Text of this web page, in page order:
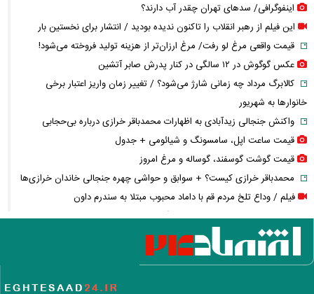
اینفوگرافی/ سدهای تهران چقدر آب دارند؟
این فیلم از رهبر انقلاب را تاکنون ندیده بودید / انتشار برای نخستین بار
قیمت واقعی مرغ لو رفت/ مرغ ارزان‌تر از هزینه تولید فروخته می‌شود!
عکس گوگوش در ۱۲ سالگی در کنار پدرش صابر آتشین
کالابرگ مرداد چه زمانی شارژ می‌شود؟ / تغییر زمان واریز اعتبار برخی
خانوارها به شهریور
واکنش جنجالی زیدآبادی به اظهارات محمدباقر خرازی درباره بی‌حجابی
قیمت ساعت اپل، سامسونگ و شیائومی + جدول
قیمت گوشت گوسفند، گوساله و مرغ امروز
محمدباقر خرازی کیست؟ + سوابق و حواشی چهره جنجالی خاندان خرازی‌ها
فیلم / وداع تلخ مردم قم با داماد محبوب مبتلا به سندرم داون
قوه قضاییه: محمدباقر خرازی به دادگاه ویژه روحانیت احضار شد + ویدئو
بمب پرسپولیس خنثی شد؛ قید این بازیکن را بزنید!